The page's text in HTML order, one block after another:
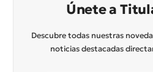
Únete a
Descubre todas nuestras
noticias destacadas